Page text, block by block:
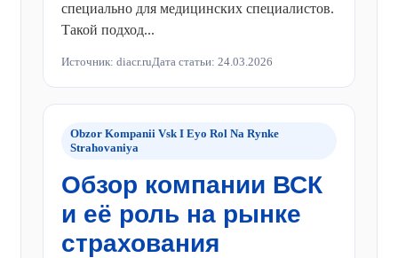
специально для медицинских специалистов.
Такой подход...
Источник: diacr.ruДата статьи: 24.03.2026
Obzor Kompanii Vsk I Eyo Rol Na Rynke
Strahovaniya
Обзор компании ВСК
и её роль на рынке
страхования